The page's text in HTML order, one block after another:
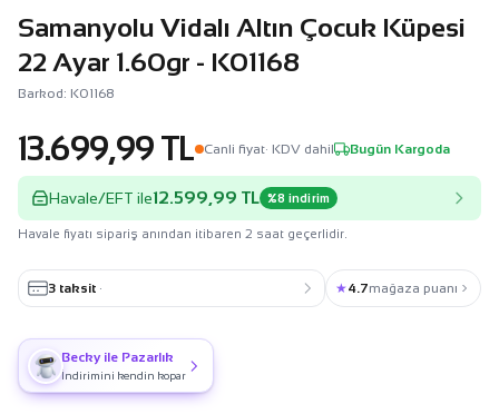
Samanyolu Vidalı Altın Çocuk Küpesi
22 Ayar 1.60gr - K01168
Barkod: K01168
13.699,99 TL Canli fiyat· KDV dahil Bugün Kargoda
Havale/EFT ile12.599,99 TL %8 indirim
Havale fiyatı sipariş anından itibaren 2 saat geçerlidir.
3 taksit · ★4.7mağaza puanı
Becky ile Pazarlık
İndirimini kendin kopar